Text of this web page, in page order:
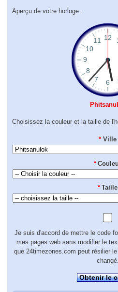
Aperçu de votre horloge :
Choisissez la couleur et la taille de
* Ville
*
* Taille
Je suis d'accord de mettre le code
mes pages web sans modifier le
que 24timezones.com peut résilier
changé.
Obtenir le